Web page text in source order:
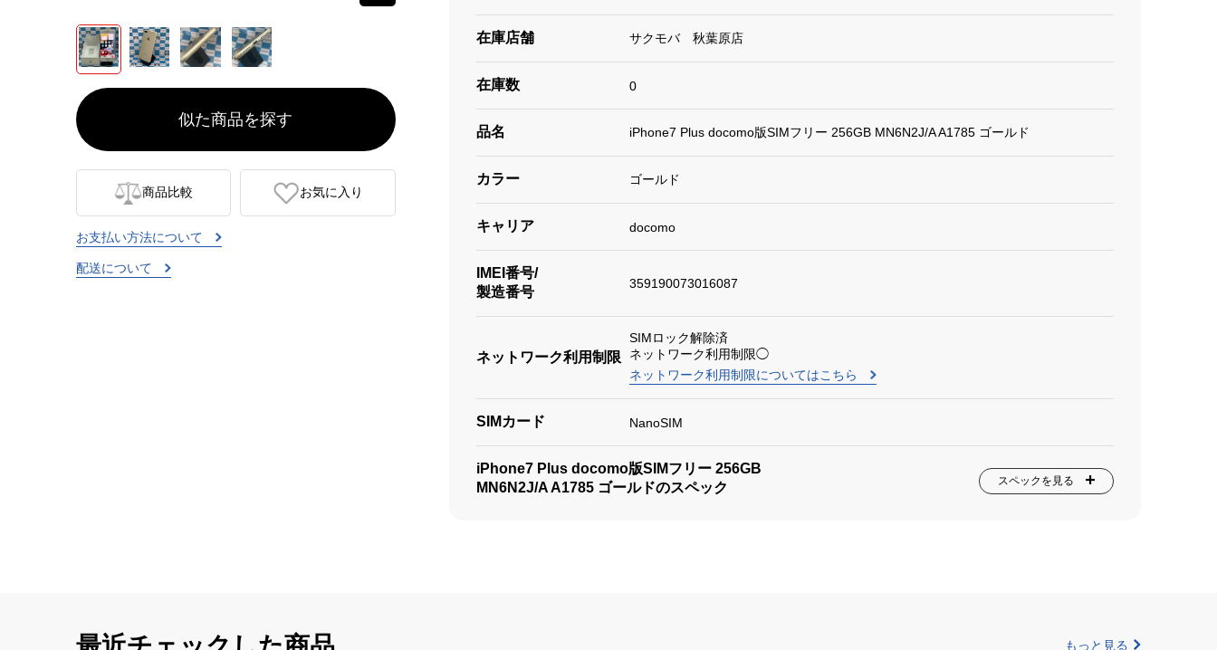
似た商品を探す
商品比較 お気に入り
お支払い方法について
配送について
在庫店舗 サクモバ 秋葉原店
在庫数 0
品名 iPhone7 Plus docomo版SIMフリー 256GB MN6N2J/A A1785 ゴールド
カラー ゴールド
キャリア docomo
IMEI番号/
製造番号
359190073016087
ネットワーク利用制限
SIMロック解除済
ネットワーク利用制限◯
ネットワーク利用制限についてはこちら
SIMカード NanoSIM
iPhone7 Plus docomo版SIMフリー 256GB
MN6N2J/A A1785 ゴールドのスペック
スペックを見る
もっと見る